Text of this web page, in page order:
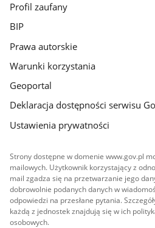
Profil zaufany
BIP
Prawa autorskie
Warunki korzystania
Geoportal
Deklaracja dostępności serwisu
Ustawienia prywatności
Strony dostępne w domenie www.gov.pl
mailowych. Użytkownik korzystający z
mail zgadza się na przetwarzanie jego
dobrowolnie podanych danych w
odpowiedzi na przesłane pytania.
każdą z jednostek znajdują się w ich
osobowych.